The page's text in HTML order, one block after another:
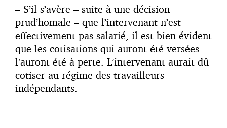
– S’il s’avère – suite à une décision
prud’homale – que l’intervenant n’est
effectivement pas salarié, il est bien évident
que les cotisations qui auront été versées
l’auront été à perte. L’intervenant aurait dû
cotiser au régime des travailleurs
indépendants.